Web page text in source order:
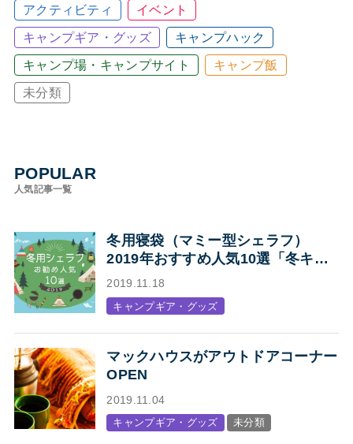
アクティビティ イベント
キャンプギア・グッズ キャンプハック
キャンプ場・キャンプサイト キャンプ飯
未分類
POPULAR
人気記事一覧
冬用寝袋（マミー型シェラフ）
2019年おすすめ人気10選「冬キャ
ンプの寝袋はマミー型シェラフで決
まり！」
2019.11.18
キャンプギア・グッズ
マックハウスがアウトドアコーナー
OPEN
2019.11.04
キャンプギア・グッズ 未分類